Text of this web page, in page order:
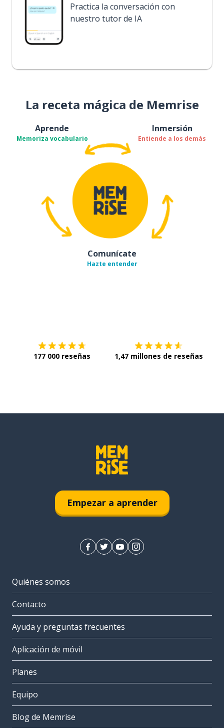
Practica la conversación con
nuestro tutor de IA
La receta mágica de Memrise
Aprende
Memoriza vocabulario
Inmersión
Entiende a los demás
Comunícate
Hazte entender
177 000 reseñas 1,47 millones de reseñas
Empezar a aprender
Quiénes somos
Contacto
Ayuda y preguntas frecuentes
Aplicación de móvil
Planes
Equipo
Blog de Memrise